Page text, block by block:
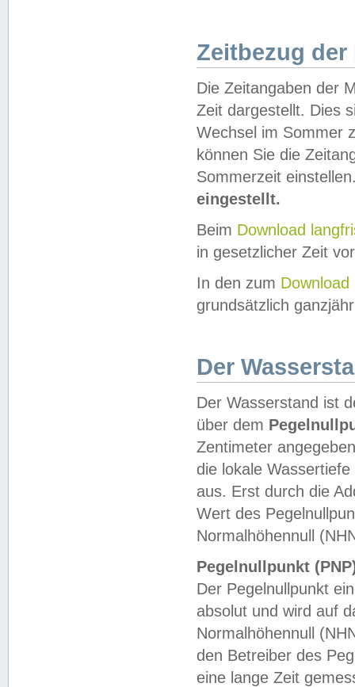
Zeitbezug der
Die Zeitangaben der
Zeit dargestellt. Dies
Wechsel im Sommer
können Sie die
Sommerzeit
eingestellt.
Beim Download
in gesetzlicher Zeit
In den zum Download
grundsätzlich
Der
Der Wasserstand ist
über dem
Zentimeter
die lokale
aus. Erst durch die
Wert des
Normalhöhennull
Pegelnullpunkt
Der Pegelnullpunkt
absolut und wird auf
Normalhöhennull
den Betreiber des
eine lange Zeit